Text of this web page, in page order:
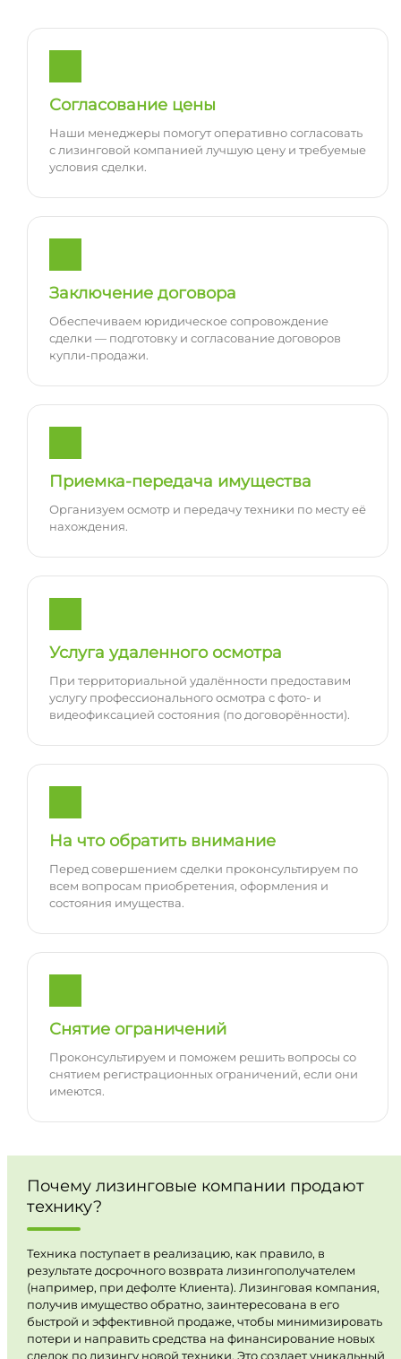
Согласование цены
Наши менеджеры помогут оперативно согласовать
с лизинговой компанией лучшую цену и требуемые
условия сделки.
Заключение договора
Обеспечиваем юридическое сопровождение
сделки — подготовку и согласование договоров
купли-продажи.
Приемка-передача имущества
Организуем осмотр и передачу техники по месту её
нахождения.
Услуга удаленного осмотра
При территориальной удалённости предоставим
услугу профессионального осмотра с фото- и
видеофиксацией состояния (по договорённости).
На что обратить внимание
Перед совершением сделки проконсультируем по
всем вопросам приобретения, оформления и
состояния имущества.
Снятие ограничений
Проконсультируем и поможем решить вопросы со
снятием регистрационных ограничений, если они
имеются.
Почему лизинговые компании продают
технику?
Техника поступает в реализацию, как правило, в
результате досрочного возврата лизингополучателем
(например, при дефолте Клиента). Лизинговая компания,
получив имущество обратно, заинтересована в его
быстрой и эффективной продаже, чтобы минимизировать
потери и направить средства на финансирование новых
сделок по лизингу новой техники. Это создает уникальный